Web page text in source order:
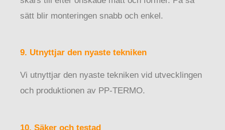
sätt blir monteringen snabb och enkel.
9. Utnyttjar den nyaste tekniken
Vi utnyttjar den nyaste tekniken vid utvecklingen
och produktionen av PP-TERMO.
10. Säker och testad